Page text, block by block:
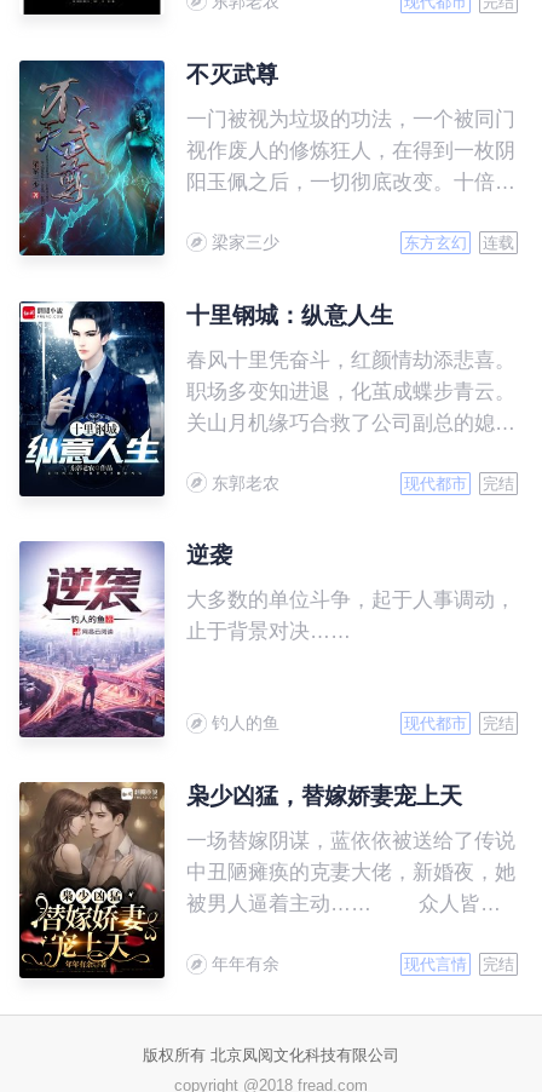
不灭武尊
一门被视为垃圾的功法，一个被同门
视作废人的修炼狂人，在得到一枚阴
阳玉佩之后，一切彻底改变。十倍修
在这个武道已经没落，真正的武道奥
何以武逆天，脚踏道术神通，拳打妖
尊！
梁家三少 东方玄幻 连载
十里钢城：纵意人生
春风十里凭奋斗，红颜情劫添悲喜。
职场多变知进退，化茧成蝶步青云。
关山月机缘巧合救了公司副总的媳
助，从此开始了巅峰之路。
东郭老农 现代都市 完结
逆袭
大多数的单位斗争，起于人事调动，
止于背景对决……
钓人的鱼 现代都市 完结
枭少凶猛，替嫁娇妻宠上天
一场替嫁阴谋，蓝依依被送给了传说
中丑陋瘫痪的克妻大佬，新婚夜，她
被男人逼着主动…… 众人皆
情古怪暴戾还克妻，没有哪个女人敢
抬出来。 可三天后蓝依依红光
年年有余 现代言情 完结
版权所有 北京凤阅文化科技有限公司
copyright @2018 fread.com